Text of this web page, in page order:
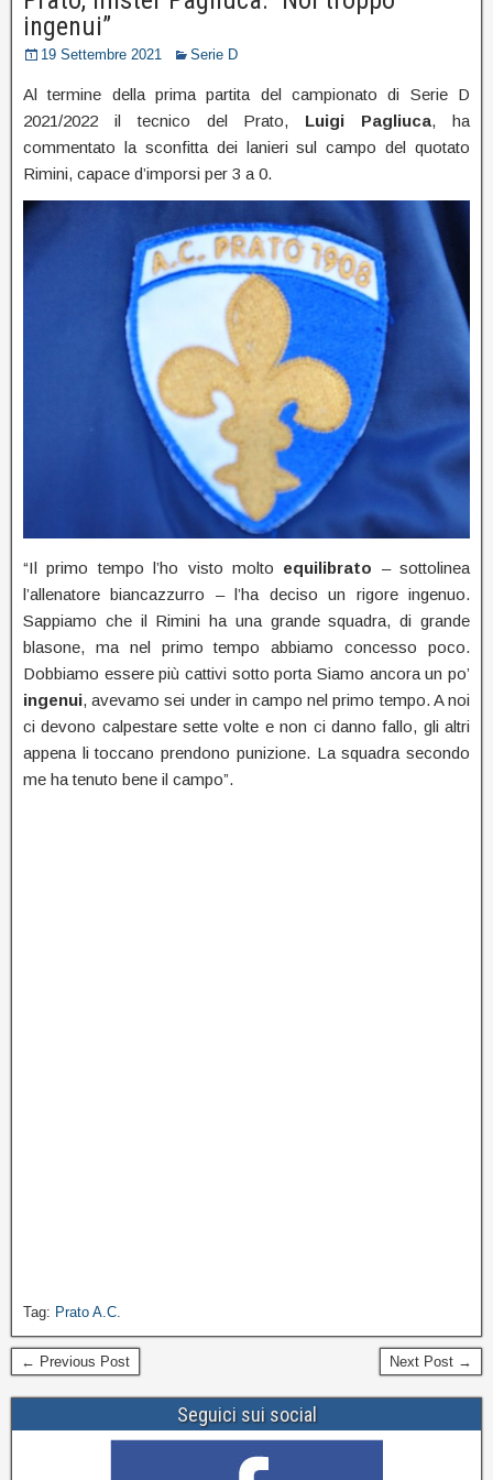
ingenui”
19 Settembre 2021 Serie D
Al termine della prima partita del campionato di Serie D
2021/2022 il tecnico del Prato, Luigi Pagliuca, ha
commentato la sconfitta dei lanieri sul campo del quotato
Rimini, capace d’imporsi per 3 a 0.
“Il primo tempo l’ho visto molto equilibrato – sottolinea
l’allenatore biancazzurro – l’ha deciso un rigore ingenuo.
Sappiamo che il Rimini ha una grande squadra, di grande
blasone, ma nel primo tempo abbiamo concesso poco.
Dobbiamo essere più cattivi sotto porta Siamo ancora un po’
ingenui, avevamo sei under in campo nel primo tempo. A noi
ci devono calpestare sette volte e non ci danno fallo, gli altri
appena li toccano prendono punizione. La squadra secondo
me ha tenuto bene il campo”.
Tag: Prato A.C.
← Previous Post Next Post →
Seguici sui social